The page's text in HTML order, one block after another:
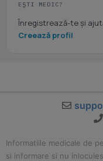
EȘTI MEDIC?
Înregistrează-te și
Creează profil
Informatiile medicale de
si informare si nu